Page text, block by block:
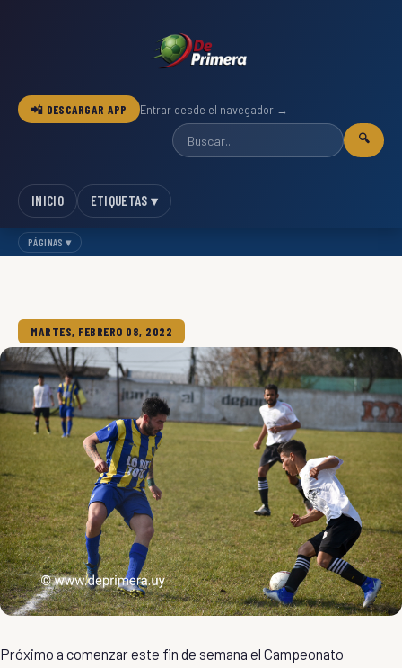
📲 DESCARGAR APP Entrar desde el navegador →
🔍
INICIO ETIQUETAS ▾
PÁGINAS ▾
MARTES, FEBRERO 08, 2022
Próximo a comenzar este fin de semana el Campeonato